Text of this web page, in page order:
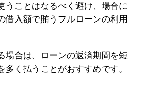
うことはなるべく避け、場合に
借入額で賄うフルローンの利用
場合は、ローンの返済期間を短
多く払うことがおすすめです。